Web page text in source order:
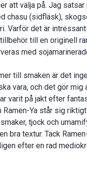
att välja på. Jag satsar
chasu (sidfläsk),
Varför det är
till en originell
med
till smaken är det
vara, och det gör mig
varit på jakt efter
Ramen-Ya står sig riktigt
tjock och
bra textur. Tack
efter en rad